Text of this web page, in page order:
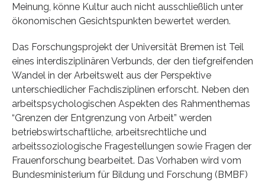
Meinung, könne Kultur auch nicht ausschließlich unter
ökonomischen Gesichtspunkten bewertet werden.
Das Forschungsprojekt der Universität Bremen ist Teil
eines interdisziplinären Verbunds, der den tiefgreifenden
Wandel in der Arbeitswelt aus der Perspektive
unterschiedlicher Fachdisziplinen erforscht. Neben den
arbeitspsychologischen Aspekten des Rahmenthemas
“Grenzen der Entgrenzung von Arbeit” werden
betriebswirtschaftliche, arbeitsrechtliche und
arbeitssoziologische Fragestellungen sowie Fragen der
Frauenforschung bearbeitet. Das Vorhaben wird vom
Bundesministerium für Bildung und Forschung (BMBF)